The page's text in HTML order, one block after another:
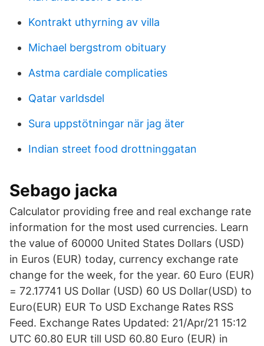
Kontrakt uthyrning av villa
Michael bergstrom obituary
Astma cardiale complicaties
Qatar varldsdel
Sura uppstötningar när jag äter
Indian street food drottninggatan
Sebago jacka
Calculator providing free and real exchange rate
information for the most used currencies. Learn
the value of 60000 United States Dollars (USD)
in Euros (EUR) today, currency exchange rate
change for the week, for the year. 60 Euro (EUR)
= 72.17741 US Dollar (USD) 60 US Dollar(USD) to
Euro(EUR) EUR To USD Exchange Rates RSS
Feed. Exchange Rates Updated: 21/Apr/21 15:12
UTC 60.80 EUR till USD 60.80 Euro (EUR) in